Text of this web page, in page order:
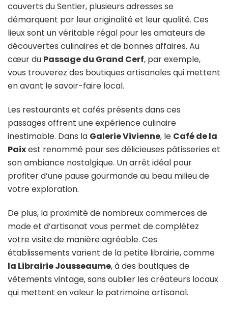
couverts du Sentier, plusieurs adresses se
démarquent par leur originalité et leur qualité. Ces
lieux sont un véritable régal pour les amateurs de
découvertes culinaires et de bonnes affaires. Au
cœur du Passage du Grand Cerf, par exemple,
vous trouverez des boutiques artisanales qui mettent
en avant le savoir-faire local.
Les restaurants et cafés présents dans ces
passages offrent une expérience culinaire
inestimable. Dans la Galerie Vivienne, le Café de la
Paixest renommé pour ses délicieuses pâtisseries et
son ambiance nostalgique. Un arrêt idéal pour
profiter d’une pause gourmande au beau milieu de
votre exploration.
De plus, la proximité de nombreux commerces de
mode et d’artisanat vous permet de complétez
votre visite de manière agréable. Ces
établissements varient de la petite librairie, comme
la Librairie Jousseaume, à des boutiques de
vêtements vintage, sans oublier les créateurs locaux
qui mettent en valeur le patrimoine artisanal.